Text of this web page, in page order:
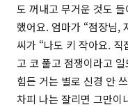
도 꺼내고 무거운 것도
했어요. 엄마가 “점장님,
씨가 “나도 키 작아요.
고 코 풀고 점쟁이라고
힘든 거는 별로 신경 안
차피 나는 잘리면 그만이